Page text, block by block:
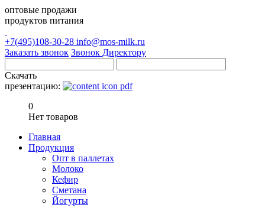
оптовые продажи
продуктов питания
+7(495)108-30-28 info@mos-milk.ru
Заказать звонок Звонок Директору
Скачать
презентацию:
0
Нет товаров
Главная
Продукция
Опт в паллетах
Молоко
Кефир
Сметана
Йогурты